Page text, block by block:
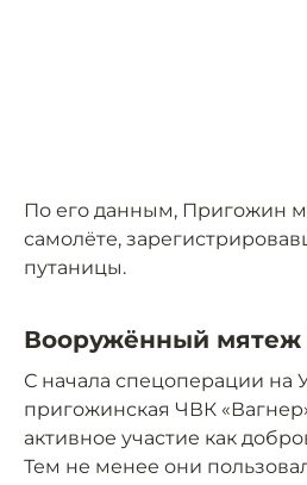
По его данным, Пригожин
самолёте,
путаницы.
Вооружённый мятеж
С начала спецоперации на
пригожинская ЧВК
активное участие как
Тем не менее они